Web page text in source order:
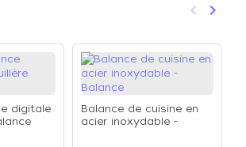
Précédent
keyboard_arrow_left keyboard_arrow_right
digitale
Balance de cuisine en
acier inoxydable -